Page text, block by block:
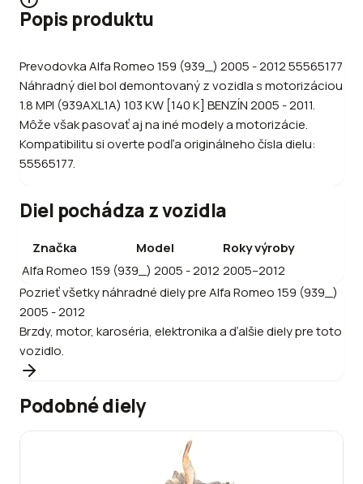
Popis produktu
Prevodovka Alfa Romeo 159 (939_) 2005 - 2012 55565177
Náhradný diel bol demontovaný z vozidla s motorizáciou
1.8 MPI (939AXL1A) 103 KW [140 K] BENZÍN 2005 - 2011.
Môže však pasovať aj na iné modely a motorizácie.
Kompatibilitu si overte podľa originálneho čísla dielu:
55565177.
Diel pochádza z vozidla
Značka Model
Roky výroby
Alfa Romeo 159 (939_) 2005 - 2012 2005–2012
Pozrieť všetky náhradné diely preAlfa Romeo159 (939_)
2005 - 2012
Brzdy, motor, karoséria, elektronika a ďalšie diely pre toto
vozidlo.
Podobné diely